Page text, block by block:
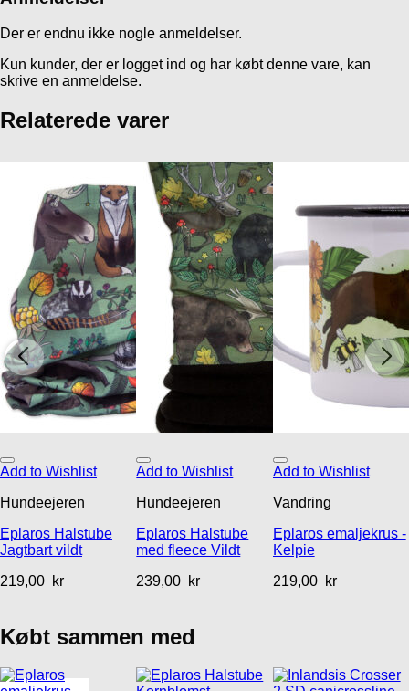
Der er endnu ikke nogle anmeldelser.
Kun kunder, der er logget ind og har købt denne vare, kan
skrive en anmeldelse.
Relaterede varer
Add to Wishlist
Hundeejeren
Eplaros Halstube
Jagtbart vildt
219,00 kr
Add to Wishlist
Hundeejeren
Eplaros Halstube
med fleece Vildt
239,00 kr
Add to Wishlist
Vandring
Eplaros emaljekrus -
Kelpie
219,00 kr
Købt sammen med